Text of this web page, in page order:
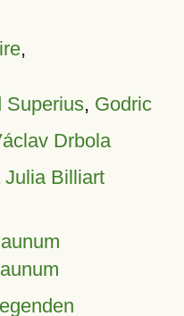
,
Superius, Godric
Drbola
Julia Billiart